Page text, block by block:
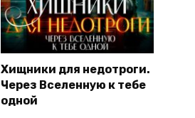
Хищники для недотроги.
Через Вселенную к тебе
одной